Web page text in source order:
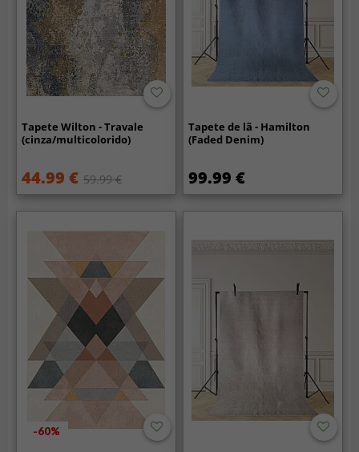
Tapete Wilton - Travale
(cinza/multicolorido)
44.99 € 59.99 €
Tapete de lã - Hamilton
(Faded Denim)
99.99 €
-60%